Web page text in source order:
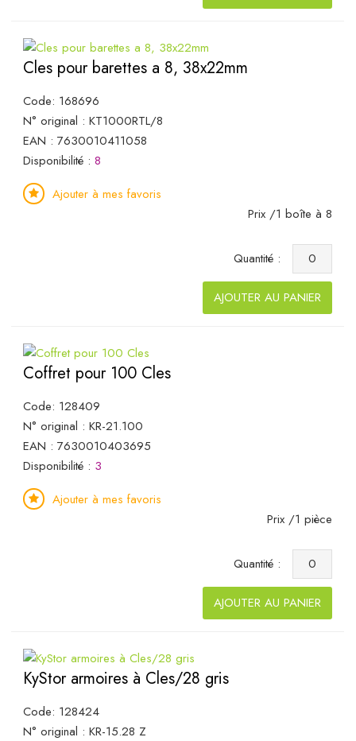
Cles pour barettes a 8, 38x22mm
Code: 168696
N° original : KT1000RTL/8
EAN : 7630010411058
Disponibilité : 8
Ajouter à mes favoris
Prix /1 boîte à 8
Quantité :
AJOUTER AU PANIER
Coffret pour 100 Cles
Code: 128409
N° original : KR-21.100
EAN : 7630010403695
Disponibilité : 3
Ajouter à mes favoris
Prix /1 pièce
Quantité :
AJOUTER AU PANIER
KyStor armoires à Cles/28 gris
Code: 128424
N° original : KR-15.28 Z